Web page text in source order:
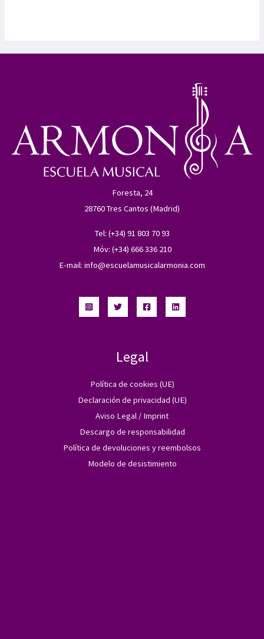
Foresta, 24
28760 Tres Cantos (Madrid)
Tel: (+34) 91 803 70 93
Móv: (+34) 666 336 210
E-mail: info@escuelamusicalarmonia.com
Legal
Política de cookies (UE)
Declaración de privacidad (UE)
Aviso Legal / Imprint
Descargo de responsabilidad
Política de devoluciones y reembolsos
Modelo de desistimiento